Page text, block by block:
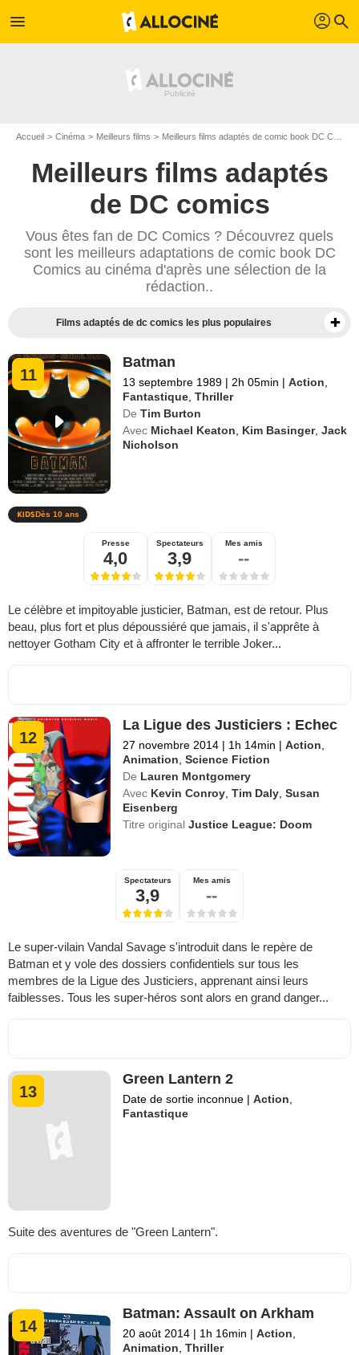
menu profil search
Accueil Cinéma Meilleurs films Meilleurs films adaptés de comic book DC Comics
Meilleurs films adaptés
de DC comics
Vous êtes fan de DC Comics ? Découvrez quels
sont les meilleurs adaptations de comic book DC
Comics au cinéma d'après une sélection de la
rédaction..
Films adaptés de dc comics les plus populaires
11
Batman
13 septembre 1989 | 2h 05min | Action
Fantastique ,Thriller
De Tim Burton
Avec Michael Keaton Kim Basinger,Jack
Nicholson
Dès 10 ans
Presse
4,0
Spectateurs
3,9
Mes amis
--
Le célèbre et impitoyable justicier, Batman, est de retour. Plus
beau, plus fort et plus dépoussiéré que jamais, il s'apprête à
nettoyer Gotham City et à affronter le terrible Joker...
12
La Ligue des Justiciers : Echec
27 novembre 2014 | 1h 14min | Action
Animation ,Science Fiction
De Lauren Montgomery
Avec Kevin Conroy ,Tim Daly ,Susan
Eisenberg
Titre originalJustice League: Doom
Spectateurs
3,9
Mes amis
--
Le super-vilain Vandal Savage s'introduit dans le repère de
Batman et y vole des dossiers confidentiels sur tous les
membres de la Ligue des Justiciers, apprenant ainsi leurs
faiblesses. Tous les super-héros sont alors en grand danger...
13
Green Lantern 2
Date de sortie inconnue | Action
Fantastique
Suite des aventures de "Green Lantern".
14
Batman: Assault on Arkham
20 août 2014 | 1h 16min | Action
Animation ,Thriller